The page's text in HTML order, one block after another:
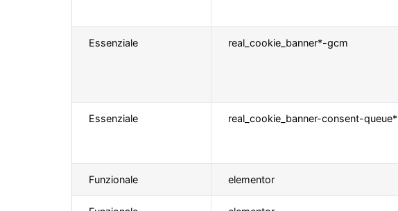
Essenziale real_cookie_banner*-gcm
Essenziale real_cookie_banner-consent-queue*
Funzionale elementor